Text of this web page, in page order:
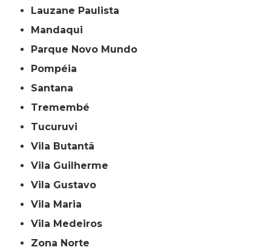
Lauzane Paulista
Mandaqui
Parque Novo Mundo
Pompéia
Santana
Tremembé
Tucuruvi
Vila Butantã
Vila Guilherme
Vila Gustavo
Vila Maria
Vila Medeiros
Zona Norte